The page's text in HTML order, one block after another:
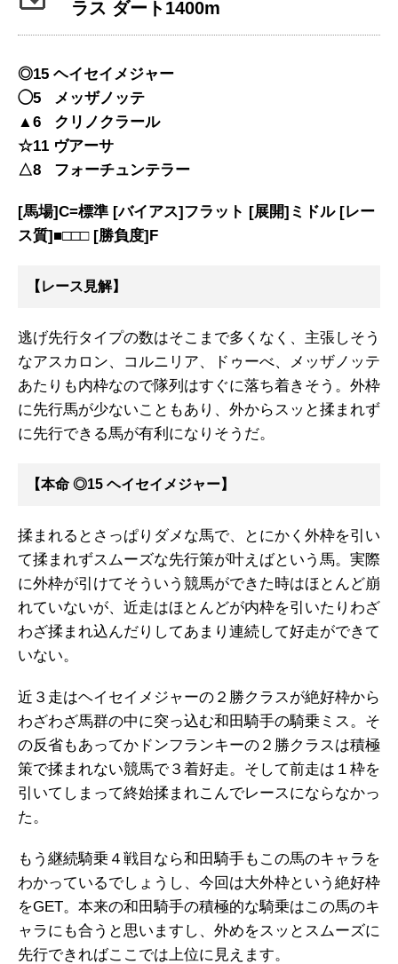
ラス ダート1400m
◎15 ヘイセイメジャー
◯5 メッザノッテ
▲6 クリノクラール
☆11 ヴアーサ
△8 フォーチュンテラー
[馬場]C=標準 [バイアス]フラット [展開]ミドル [レー
ス質]■□□□ [勝負度]F
【レース見解】
逃げ先行タイプの数はそこまで多くなく、主張しそう
なアスカロン、コルニリア、ドゥーべ、メッザノッテ
あたりも内枠なので隊列はすぐに落ち着きそう。外枠
に先行馬が少ないこともあり、外からスッと揉まれず
に先行できる馬が有利になりそうだ。
【本命 ◎15 ヘイセイメジャー】
揉まれるとさっぱりダメな馬で、とにかく外枠を引い
て揉まれずスムーズな先行策が叶えばという馬。実際
に外枠が引けてそういう競馬ができた時はほとんど崩
れていないが、近走はほとんどが内枠を引いたりわざ
わざ揉まれ込んだりしてあまり連続して好走ができて
いない。
近３走はヘイセイメジャーの２勝クラスが絶好枠から
わざわざ馬群の中に突っ込む和田騎手の騎乗ミス。そ
の反省もあってかドンフランキーの２勝クラスは積極
策で揉まれない競馬で３着好走。そして前走は１枠を
引いてしまって終始揉まれこんでレースにならなかっ
た。
もう継続騎乗４戦目なら和田騎手もこの馬のキャラを
わかっているでしょうし、今回は大外枠という絶好枠
をGET。本来の和田騎手の積極的な騎乗はこの馬のキ
ャラにも合うと思いますし、外めをスッとスムーズに
先行できればここでは上位に見えます。